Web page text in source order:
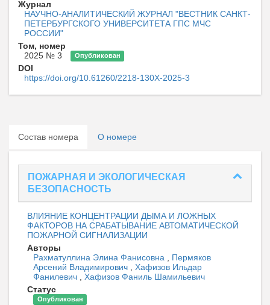
Журнал
НАУЧНО-АНАЛИТИЧЕСКИЙ ЖУРНАЛ "ВЕСТНИК САНКТ-
ПЕТЕРБУРГСКОГО УНИВЕРСИТЕТА ГПС МЧС
РОССИИ"
Том, номер
2025 № 3
Опубликован
DOI
https://doi.org/10.61260/2218-130X-2025-3
Состав номера О номере
ПОЖАРНАЯ И ЭКОЛОГИЧЕСКАЯ
БЕЗОПАСНОСТЬ
ВЛИЯНИЕ КОНЦЕНТРАЦИИ ДЫМА И ЛОЖНЫХ
ФАКТОРОВ НА СРАБАТЫВАНИЕ АВТОМАТИЧЕСКОЙ
ПОЖАРНОЙ СИГНАЛИЗАЦИИ
Авторы
Рахматуллина Элина Фанисовна
Пермяков
Арсений Владимирович
Хафизов Ильдар
Фанилевич
Хафизов Фаниль Шамильевич
Статус
Опубликован